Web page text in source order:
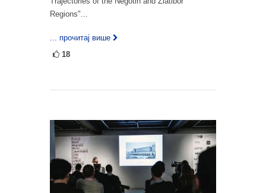
Regions"...
... прочитај више
18